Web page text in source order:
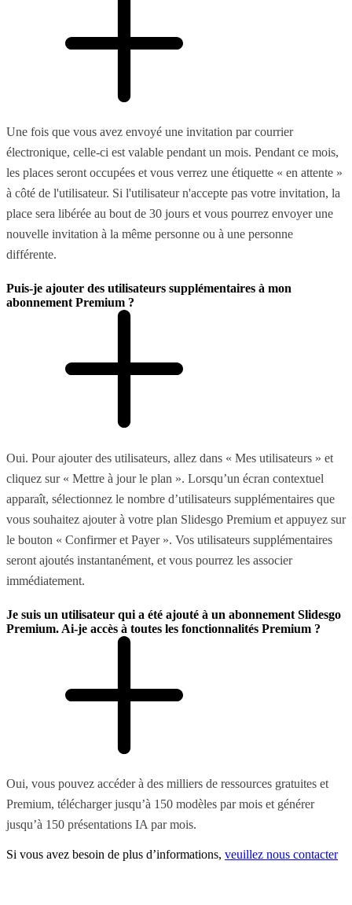
Une fois que vous avez envoyé une invitation par courrier
électronique, celle-ci est valable pendant un mois. Pendant ce mois,
les places seront occupées et vous verrez une étiquette « en attente »
à côté de l'utilisateur. Si l'utilisateur n'accepte pas votre invitation, la
place sera libérée au bout de 30 jours et vous pourrez envoyer une
nouvelle invitation à la même personne ou à une personne
différente.
Puis-je ajouter des utilisateurs supplémentaires à mon
abonnement Premium ?
Oui. Pour ajouter des utilisateurs, allez dans « Mes utilisateurs » et
cliquez sur « Mettre à jour le plan ». Lorsqu’un écran contextuel
apparaît, sélectionnez le nombre d’utilisateurs supplémentaires que
vous souhaitez ajouter à votre plan Slidesgo Premium et appuyez sur
le bouton « Confirmer et Payer ». Vos utilisateurs supplémentaires
seront ajoutés instantanément, et vous pourrez les associer
immédiatement.
Je suis un utilisateur qui a été ajouté à un abonnement Slidesgo
Premium. Ai-je accès à toutes les fonctionnalités Premium ?
Oui, vous pouvez accéder à des milliers de ressources gratuites et
Premium, télécharger jusqu’à 150 modèles par mois et générer
jusqu’à 150 présentations IA par mois.
Si vous avez besoin de plus d’informations, veuillez nous contacter